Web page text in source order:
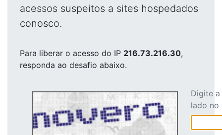
acessos suspeitos a sites hospedados
conosco.
Para liberar o acesso do IP 216.73.216.30,
responda ao desafio abaixo.
Digite
lado no